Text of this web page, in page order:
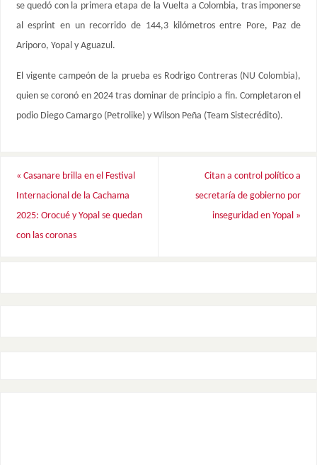
se quedó con la primera etapa de la Vuelta a Colombia, tras imponerse
al esprint en un recorrido de 144,3 kilómetros entre Pore, Paz de
Ariporo, Yopal y Aguazul.
El vigente campeón de la prueba es Rodrigo Contreras (NU Colombia),
quien se coronó en 2024 tras dominar de principio a fin. Completaron el
podio Diego Camargo (Petrolike) y Wilson Peña (Team Sistecrédito).
« Casanare brilla en el Festival
Internacional de la Cachama
2025: Orocué y Yopal se quedan
con las coronas
Citan a control político a
secretaría de gobierno por
inseguridad en Yopal »